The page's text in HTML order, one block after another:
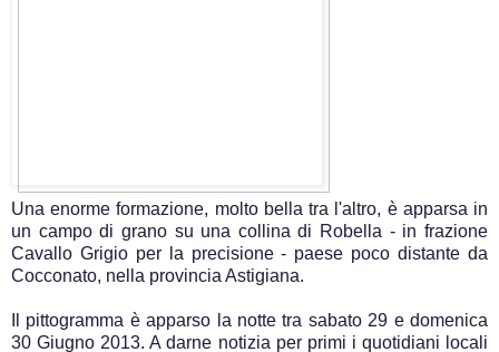
Una enorme formazione, molto bella tra l'altro, è apparsa in
un campo di grano su una collina di Robella - in frazione
Cavallo Grigio per la precisione - paese poco distante da
Cocconato, nella provincia Astigiana.
Il pittogramma è apparso la notte tra sabato 29 e domenica
30 Giugno 2013. A darne notizia per primi i quotidiani locali